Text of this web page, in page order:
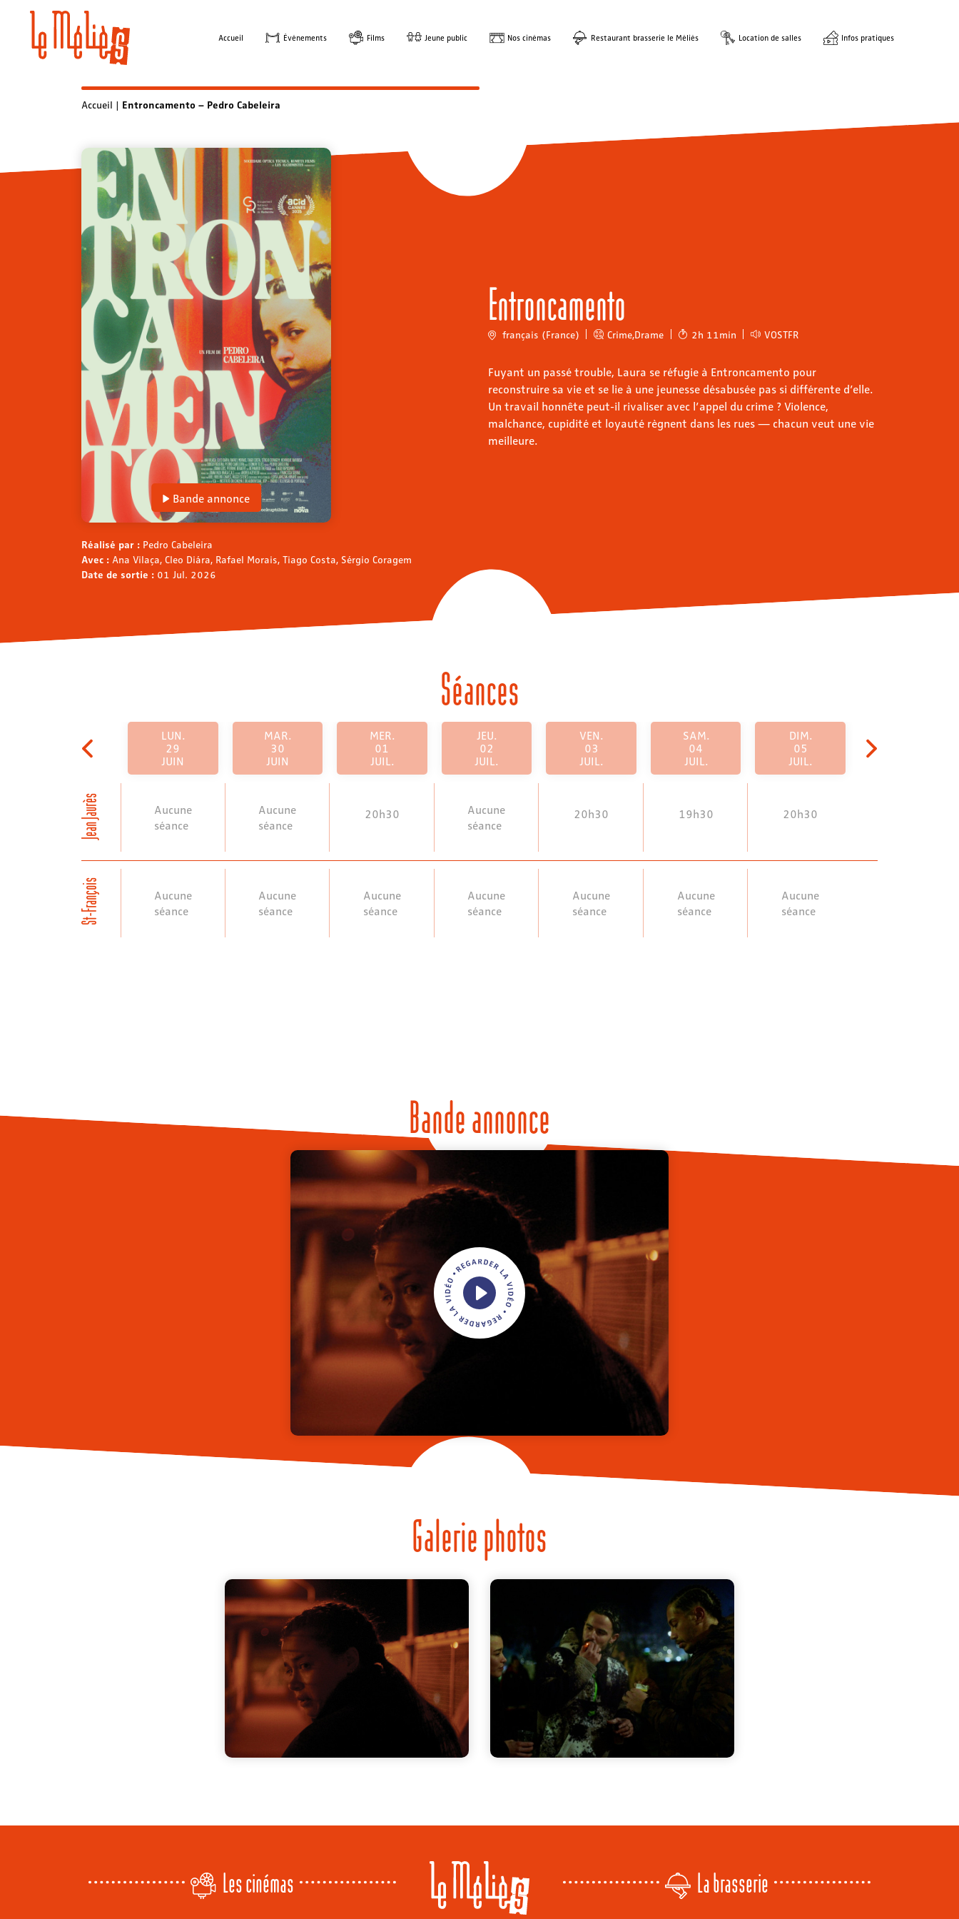
Accueil Évènements Films Jeune public Nos cinémas Restaurant brasserie le Méliès Location de salles Infos pratiques
Accueil | Entroncamento – Pedro Cabeleira
Bande annonce
Réalisé par : Pedro Cabeleira
Avec : Ana Vilaça, Cleo Diára, Rafael Morais, Tiago Costa, Sérgio Coragem
Date de sortie : 01 Jul. 2026
Entroncamento
français (France) Crime,Drame 2h 11min VOSTFR
Fuyant un passé trouble, Laura se réfugie à Entroncamento pour
reconstruire sa vie et se lie à une jeunesse désabusée pas si différente d’elle.
Un travail honnête peut-il rivaliser avec l’appel du crime ? Violence,
malchance, cupidité et loyauté règnent dans les rues — chacun veut une vie
meilleure.
Séances
Jean Jaurès
St-François
LUN.
29
JUIN
Aucune
séance
Aucune
séance
MAR.
30
JUIN
Aucune
séance
Aucune
séance
MER.
01
JUIL.
20h30
Aucune
séance
JEU.
02
JUIL.
Aucune
séance
Aucune
séance
VEN.
03
JUIL.
20h30
Aucune
séance
SAM.
04
JUIL.
19h30
Aucune
séance
DIM.
05
JUIL.
20h30
Aucune
séance
Bande annonce
Galerie photos
Les cinémas La brasserie